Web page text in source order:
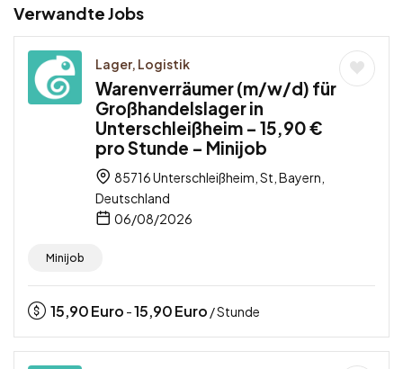
Verwandte Jobs
Lager, Logistik
Warenverräumer (m/w/d) für
Großhandelslager in
Unterschleißheim – 15,90 €
pro Stunde – Minijob
85716 Unterschleißheim, St, Bayern,
Deutschland
06/08/2026
Minijob
15,90Euro -15,90Euro / Stunde